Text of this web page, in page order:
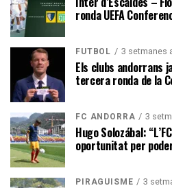
ronda UEFA
FUTBOL 3 setmanes
Els clubs andorrans
tercera ronda de la
FC ANDORRA 3
Hugo Solozábal:
oportunitat per
PIRAGÜISME 3